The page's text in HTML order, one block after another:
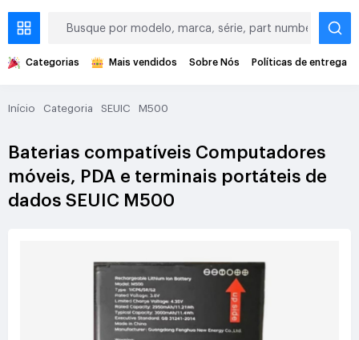
Categorias Mais vendidos Sobre Nós Políticas de entrega
Início Categoria SEUIC M500
Baterias compatíveis Computadores
móveis, PDA e terminais portáteis de
dados SEUIC M500